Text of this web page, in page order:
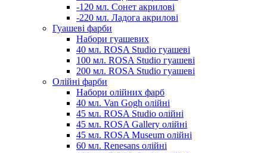
-120 мл. Сонет акрилові
-220 мл. Ладога акрилові
Гуашеві фарби
Набори гуашевих
40 мл. ROSA Studio гуашеві
100 мл. ROSA Studio гуашеві
200 мл. ROSA Studio гуашеві
Олійні фарби
Набори олійних фарб
40 мл. Van Gogh олійні
45 мл. ROSA Studio олійні
45 мл. ROSA Gallery олійні
45 мл. ROSA Museum олійні
60 мл. Renesans олійні